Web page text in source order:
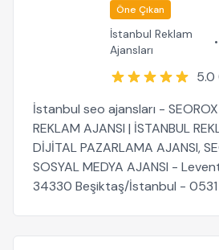
Öne Çıkan
İstanbul Reklam
Ajansları
•
5.0
İstanbul seo ajansları - SEOROX
REKLAM AJANSI | İSTANBUL
DİJİTAL PAZARLAMA AJANSI,
SOSYAL MEDYA AJANSI -
34330 Beşiktaş/İstanbul -